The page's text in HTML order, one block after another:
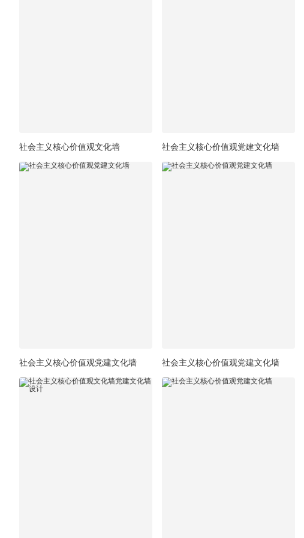
社会主义核心价值观文化墙 社会主义核心价值观党建文化墙
社会主义核心价值观党建文化墙 社会主义核心价值观党建文化墙